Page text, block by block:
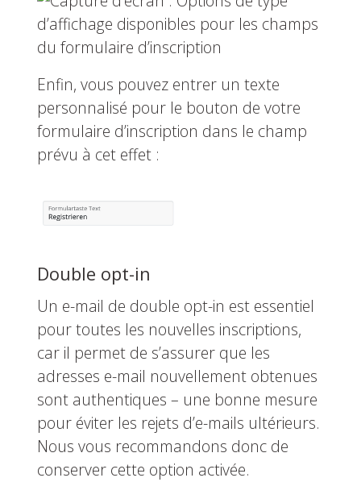
Enfin, vous pouvez entrer un texte
personnalisé pour le bouton de votre
formulaire d’inscription dans le champ
prévu à cet effet :
Double opt-in
Un e-mail de double opt-in est essentiel
pour toutes les nouvelles inscriptions,
car il permet de s’assurer que les
adresses e-mail nouvellement obtenues
sont authentiques – une bonne mesure
pour éviter les rejets d’e-mails ultérieurs.
Nous vous recommandons donc de
conserver cette option activée.